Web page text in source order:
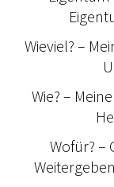
Wieviel? –
Wie? –
Wofür? –